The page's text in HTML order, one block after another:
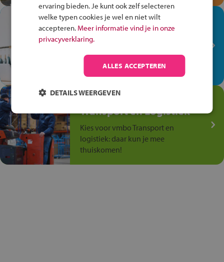
In de winkel ben je op je
plek!
op de winkelvloer, waar elke dag
anders is!
Jouw talent in de
Transport en Logistiek
Kies voor vmbo Transport en
logistiek: daar kun je mee
thuiskomen!
ervaring bieden. Je kunt ook zelf selecteren
welke typen cookies je wel en niet wilt
accepteren. Meer informatie vind je in onze
privacyverklaring.
ALLES ACCEPTEREN
DETAILS WEERGEVEN